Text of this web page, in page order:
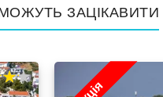
ЗАЦІКАВИТИ